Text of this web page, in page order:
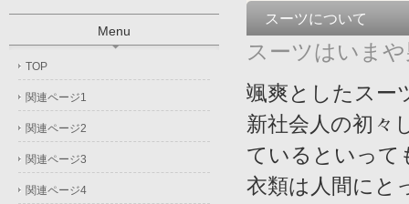
スーツについて
スーツはいま
颯爽としたスー
新社会人の初々
ているといって
衣類は人間にと
Menu
TOP
関連ページ1
関連ページ2
関連ページ3
関連ページ4